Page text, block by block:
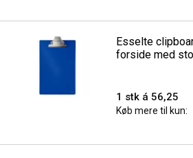
Esselte
forside med
1 stk á 56,25
Køb mere til kun: